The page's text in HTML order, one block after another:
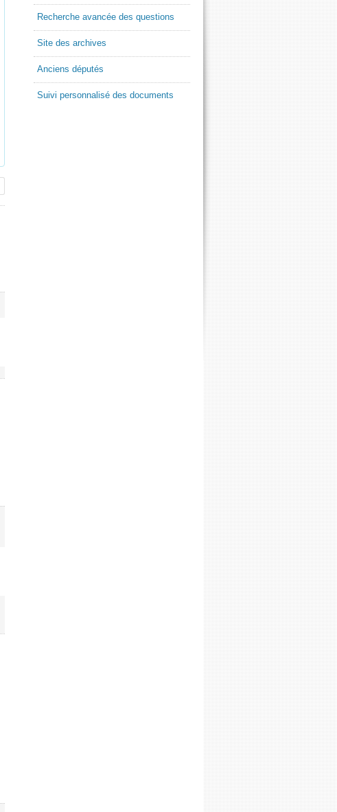
Recherche avancée des questions
Site des archives
Anciens députés
Suivi personnalisé des documents